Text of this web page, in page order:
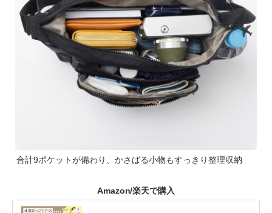
合計9ポケットが備わり、かさばる小物もすっきり整理収納
Amazon/楽天で購入